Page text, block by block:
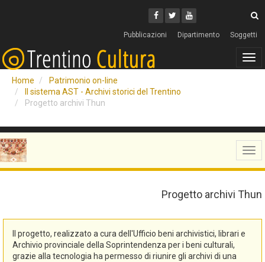
Facebook
Twitter
Youtube
Pubblicazioni Dipartimento Soggetti
Home
Patrimonio on-line
Il sistema AST - Archivi storici del Trentino
Progetto archivi Thun
Progetto archivi Thun
Il progetto, realizzato a cura dell'Ufficio beni archivistici, librari e
Archivio provinciale della Soprintendenza per i beni culturali,
grazie alla tecnologia ha permesso di riunire gli archivi di una